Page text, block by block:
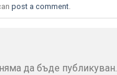
post a comment
да бъде публикуван.